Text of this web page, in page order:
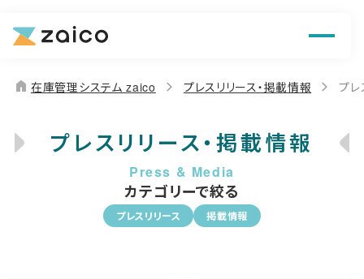
機能
home 在庫管理システム zaico プレスリリース・掲載情報 プレ
プレスリリース・掲載情報
カテゴリーで絞る
プレスリリース 掲載情報